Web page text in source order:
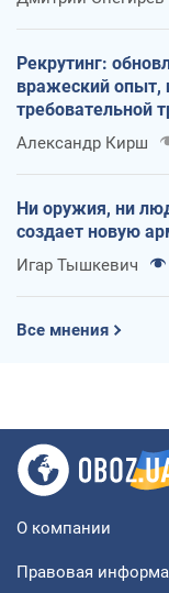
Рекрутинг:
вражеский опыт,
требовательной
Александр Кирш
Ни оружия, ни
создает новую
Игар Тышкевич
Все мнения
О компании
Правовая